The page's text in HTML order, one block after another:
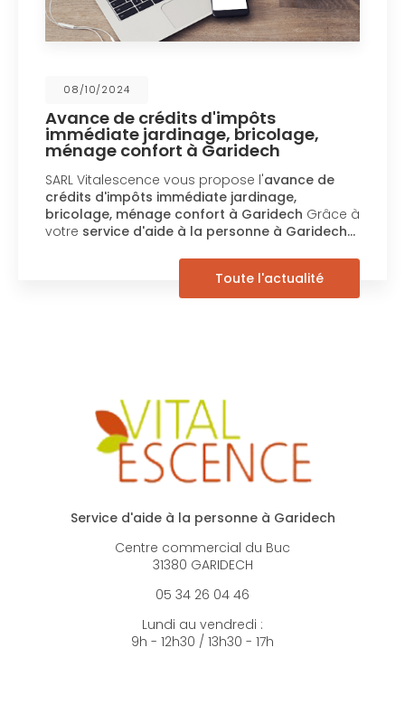
08/10/2024
Avance de crédits d'impôts
immédiate jardinage, bricolage,
ménage confort à Garidech
SARL Vitalescence vous propose l'avance de
crédits d'impôts immédiate jardinage,
bricolage, ménage confort à Garidech Grâce à
votre service d'aide à la personne à Garidech…
Toute l'actualité
Service d'aide à la personne à Garidech
Centre commercial du Buc
31380 GARIDECH
05 34 26 04 46
Lundi au vendredi :
9h - 12h30 / 13h30 - 17h